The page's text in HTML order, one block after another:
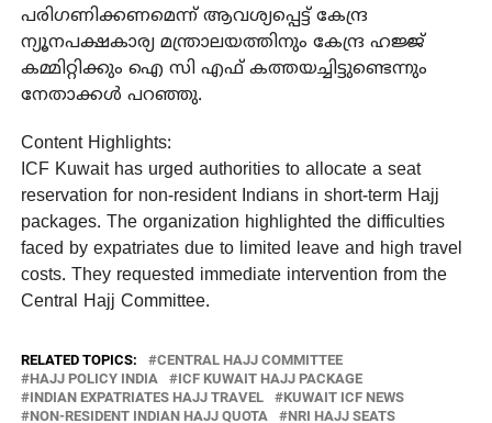
പരിഗണിക്കണമെന്ന് ആവശ്യപ്പെട്ട് കേന്ദ്ര
ന്യൂനപക്ഷകാര്യ മന്ത്രാലയത്തിനും കേന്ദ്ര ഹജ്ജ്
കമ്മിറ്റിക്കും ഐ സി എഫ് കത്തയച്ചിട്ടുണ്ടെന്നും
നേതാക്കള്‍ പറഞ്ഞു.
Content Highlights:
ICF Kuwait has urged authorities to allocate a seat
reservation for non-resident Indians in short-term Hajj
packages. The organization highlighted the difficulties
faced by expatriates due to limited leave and high travel
costs. They requested immediate intervention from the
Central Hajj Committee.
RELATED TOPICS:
CENTRAL HAJJ COMMITTEE
HAJJ POLICY INDIA
ICF KUWAIT HAJJ PACKAGE
INDIAN EXPATRIATES HAJJ TRAVEL
KUWAIT ICF NEWS
NON-RESIDENT INDIAN HAJJ QUOTA
NRI HAJJ SEATS